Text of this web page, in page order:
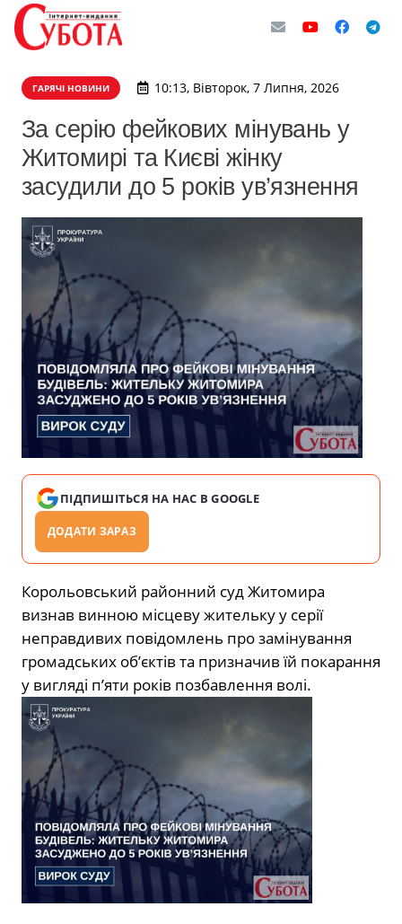
ГАРЯЧІ НОВИНИ 10:13, Вівторок, 7 Липня, 2026
За серію фейкових мінувань у
Житомирі та Києві жінку
засудили до 5 років ув’язнення
ПІДПИШІТЬСЯ НА НАС В GOOGLE
ДОДАТИ ЗАРАЗ
Корольовський районний суд Житомира
визнав винною місцеву жительку у серії
неправдивих повідомлень про замінування
громадських об’єктів та призначив їй покарання
у вигляді п’яти років позбавлення волі.